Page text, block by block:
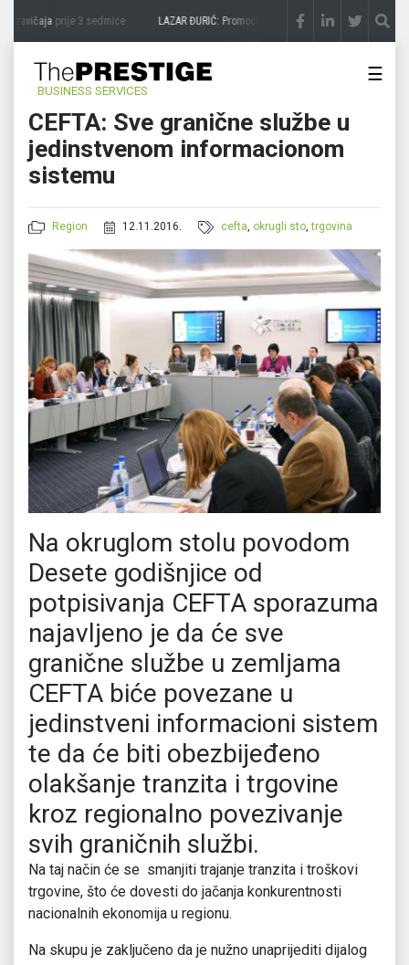
zavičajaprije 3 sedmice LAZAR ĐURIĆ: Promocija potencijal pretvara u destinaciju
BUSINESS SERVICES
☰
CEFTA: Sve granične službe u
jedinstvenom informacionom
sistemu
Region 12.11.2016. cefta, okrugli sto,trgovina
Na okruglom stolu povodom
Desete godišnjice od
potpisivanja CEFTA sporazuma
najavljeno je da će sve
granične službe u zemljama
CEFTA biće povezane u
jedinstveni informacioni sistem
te da će biti obezbijeđeno
olakšanje tranzita i trgovine
kroz regionalno povezivanje
svih graničnih službi.
Na taj način će se smanjiti trajanje tranzita i troškovi
trgovine, što će dovesti do jačanja konkurentnosti
nacionalnih ekonomija u regionu.
Na skupu je zaključeno da je nužno unaprijediti dijalog